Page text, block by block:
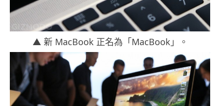
▲ 新 MacBook 正名為「MacBook」。